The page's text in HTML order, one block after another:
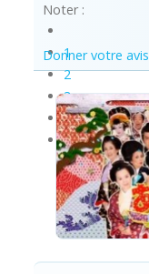
Noter :
1
2
3
4
5
Donner votre avis